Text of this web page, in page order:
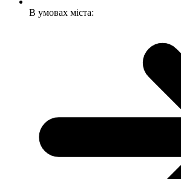
В умовах міста: